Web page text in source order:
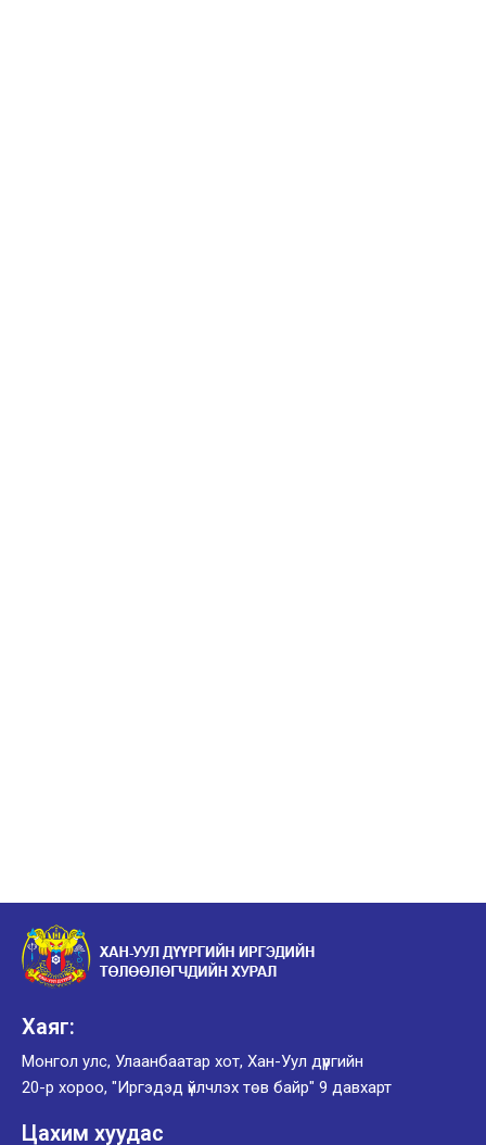
Хаяг:
Монгол улс, Улаанбаатар хот, Хан-Уул дүүргийн
20-р хороо, "Иргэдэд үйлчлэх төв байр" 9 давхарт
Цахим хуудас